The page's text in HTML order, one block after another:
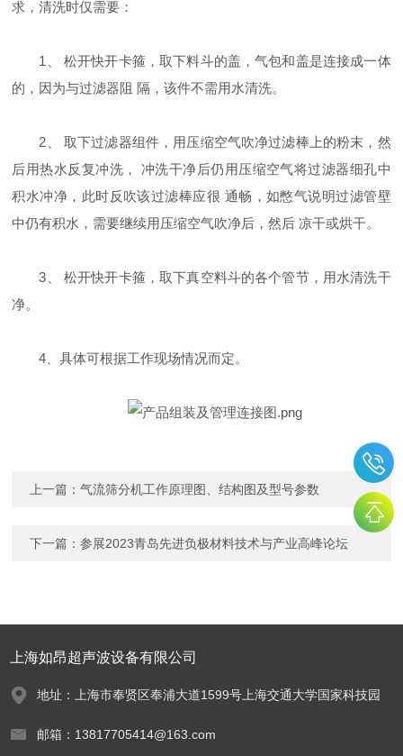
求，清洗时仅需要：
1、 松开快开卡箍，取下料斗的盖，气包和盖是连接成一体
的，因为与过滤器阻 隔，该件不需用水清洗。
2、 取下过滤器组件，用压缩空气吹净过滤棒上的粉末，然
后用热水反复冲洗，
冲洗干净后仍用压缩空气将过滤器细孔中
积水冲净，此时反吹该过滤棒应很 通畅，如憋气说明过滤管壁
中仍有积水，需要继续用压缩空气吹净后，然后 凉干或烘干。
3、 松开快开卡箍，取下真空料斗的各个管节，用水清洗干
净。
4、具体可根据工作现场情况而定。
上一篇：气流筛分机工作原理图、结构图及型号参数
下一篇：参展2023青岛先进负极材料技术与产业高峰论坛
上海如昂超声波设备有限公司
地址：上海市奉贤区奉浦大道1599号上海交通大学国家科技园
邮箱：13817705414@163.com